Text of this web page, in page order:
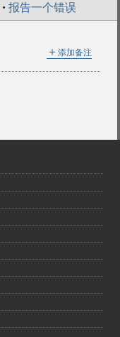
• 报告一个错误
＋ 添加备注